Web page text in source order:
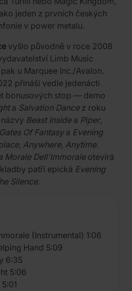
jeden z prvních českých
v power metalu.
vyšlo původně v roce 2008
Limb Music
u Marquee Inc./Avalon.
přináší vedle jedenácti
bonusových stop — demo
a Salvation Dancez roku
Beast Insidea Piper,
Gates Of Fantasya Evening
Anywhere, Anytime.
Morale Dell'Immoraleotevírá
patří epická Evening
Silence.
(Instrumental) 1:06
Hand 5:09
6:35
5:06